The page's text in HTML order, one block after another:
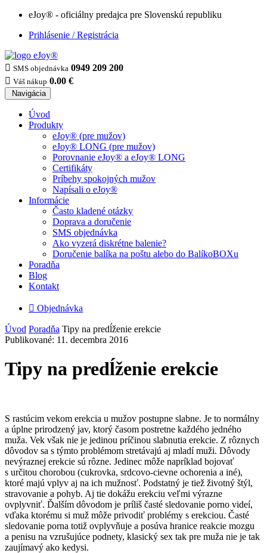
eJoy® - oficiálny predajca pre Slovenskú republiku
Prihlásenie / Registrácia
 SMS objednávka 0949 209 200
 Váš nákup 0.00 €
Navigácia
Úvod
Produkty
eJoy® (pre mužov)
eJoy® LONG (pre mužov)
Porovnanie eJoy® a eJoy® LONG
Certifikáty
Príbehy spokojných mužov
Napísali o eJoy®
Informácie
Často kladené otázky
Doprava a doručenie
SMS objednávka
Ako vyzerá diskrétne balenie?
Doručenie balíka na poštu alebo do BalíkoBOXu
Poradňa
Blog
Kontakt
 Objednávka
Úvod Poradňa Tipy na predĺženie erekcie
Publikované: 11. decembra 2016
Tipy na predĺženie erekcie
S rastúcim vekom erekcia u mužov postupne slabne. Je to normálny
a úplne prirodzený jav, ktorý časom postretne každého jedného
muža. Vek však nie je jedinou príčinou slabnutia erekcie. Z rôznych
dôvodov sa s týmto problémom stretávajú aj mladí muži. Dôvody
nevýraznej erekcie sú rôzne. Jedinec môže napríklad bojovať
s určitou chorobou (cukrovka, srdcovo-cievne ochorenia a iné),
ktoré majú vplyv aj na ich mužnosť. Podstatný je tiež životný štýl,
stravovanie a pohyb. Aj tie dokážu erekciu veľmi výrazne
ovplyvniť. Ďalším dôvodom je príliš časté sledovanie porno videí,
vďaka ktorému si muž môže privodiť problémy s erekciou. Časté
sledovanie porna totiž ovplyvňuje a posúva hranice reakcie mozgu
a penisu na vzrušujúce podnety, klasický sex tak pre muža nie je tak
zaujímavý ako kedysi.